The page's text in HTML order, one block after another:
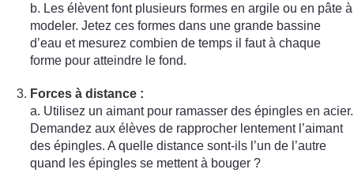
b. Les élèvent font plusieurs formes en argile ou en pâte à
modeler. Jetez ces formes dans une grande bassine
d’eau et mesurez combien de temps il faut à chaque
forme pour atteindre le fond.
Forces à distance :
a. Utilisez un aimant pour ramasser des épingles en acier.
Demandez aux élèves de rapprocher lentement l’aimant
des épingles. A quelle distance sont-ils l’un de l’autre
quand les épingles se mettent à bouger ?